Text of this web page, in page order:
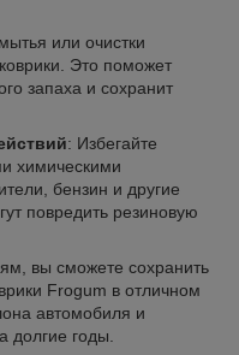
или очистки
Это поможет
запаха и сохранит
: Избегайте
химическими
бензин и другие
повредить резиновую
вы сможете сохранить
Frogum в отличном
автомобиля и
долгие годы.